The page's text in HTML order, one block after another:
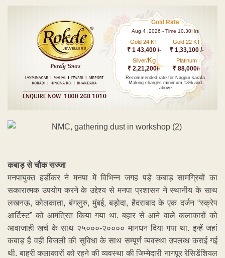
Gold Rate
Aug 4 ,2026 - Time 10.30Hrs
Gold 24 KT
₹ 1 43,400 /-
Gold 22 KT
₹ 1,33,100 /-
Silver/Kg
₹ 2,21,200/-
Platinum
₹ 88,000/-
Recommended rate for Nagpur sarafa
Making charges minimum 13% and
above
कबाड़ से चौक सज्जा
मनपायुक्त हर्डीकर ने मनपा में विभिन्न जगह पड़े कबाड़ सामग्रियों का
सकारात्मक उपयोग करने के उद्देश्य से मनपा प्रशासन ने स्थानीय के साथ
लखनऊ, कोलकाता, बंगलुरु, मुंबई, बड़ोदा, हैदराबाद के एक दर्जन “स्क्रेप
आर्टिस्ट” को आमंत्रित किया गया था. बहार से आने वाले कलाकारों को
आवाजाही खर्च के साथ २५०००-२०००० मानधन दिया गया था. इन्हें जहां
कबाड़ है वहीं बिजली की सुविधा के साथ सम्पूर्ण व्यवस्था उपलब्ध कराई गई
थी. बाहरी कलाकारों को रहने की व्यवस्था की जिम्मेदारी नागपूर रेसिडेंशियल